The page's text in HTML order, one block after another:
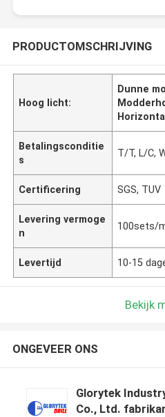
PRODUCTOMSCHRIJVING
Hoog licht:
Dunne
Betalingsconditie
s
T/T, L/C,
Certificering SGS, TUV
Levering vermoge
n
100sets/
Levertijd 10-15
Bekijk
ONGEVEER ONS
Glorytek
Co., Ltd.